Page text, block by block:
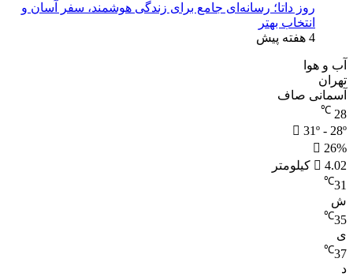
روز داتا؛ رسانه‌ای جامع برای زندگی هوشمند، سفر آسان و
انتخاب بهتر
4 هفته پیش
آب و هوا
تهران
آسمانی صاف
28
℃
31º - 28º
26%
4.02 کیلومتر
31
℃
ش
35
℃
ی
37
℃
د